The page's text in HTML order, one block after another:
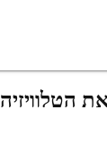
הטלוויזיה